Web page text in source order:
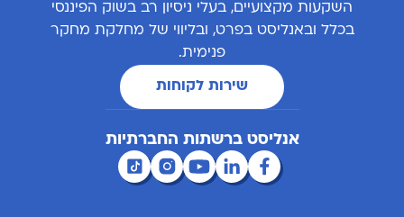
השקעות מקצועיים, בעלי ניסיון רב בשוק הפיננסי
בכלל ובאנליסט בפרט, ובליווי של מחלקת מחקר
פנימית.
שירות לקוחות
אנליסט ברשתות החברתיות